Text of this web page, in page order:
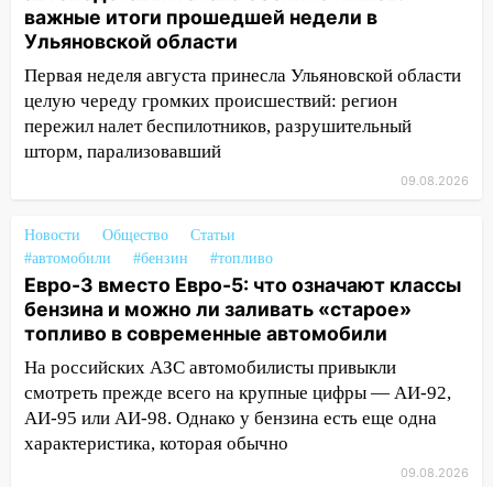
16:17 Мелекесский район первым в
Ульяновской области намолотил более
100 тысяч тонн зерна
15:17 В колледжи и техникумы
Ульяновской области подали более 10
после шторма: поваленные деревья и
затопленные улицы
14:28 Ураган вырвал остановку на улице
Деева в Заволжье
14:26 Жители Ульяновска сами
пытаются расчистить ливнёвки, не
дождавшись коммунальщиков
14:16
Шторм продолжает ломать город:
важные итоги прошедшей недели в
Ульяновской области
Первая неделя августа принесла Ульяновской области
целую череду громких происшествий: регион
пережил налет беспилотников, разрушительный
шторм, парализовавший
09.08.2026
Новости Общество
Статьи
#автомобили
#бензин #топливо
Евро-3 вместо Евро-5: что означают классы
бензина и можно ли заливать «старое»
топливо в современные автомобили
На российских АЗС автомобилисты привыкли
смотреть прежде всего на крупные цифры — АИ-92,
АИ-95 или АИ-98. Однако у бензина есть еще одна
характеристика, которая обычно
09.08.2026